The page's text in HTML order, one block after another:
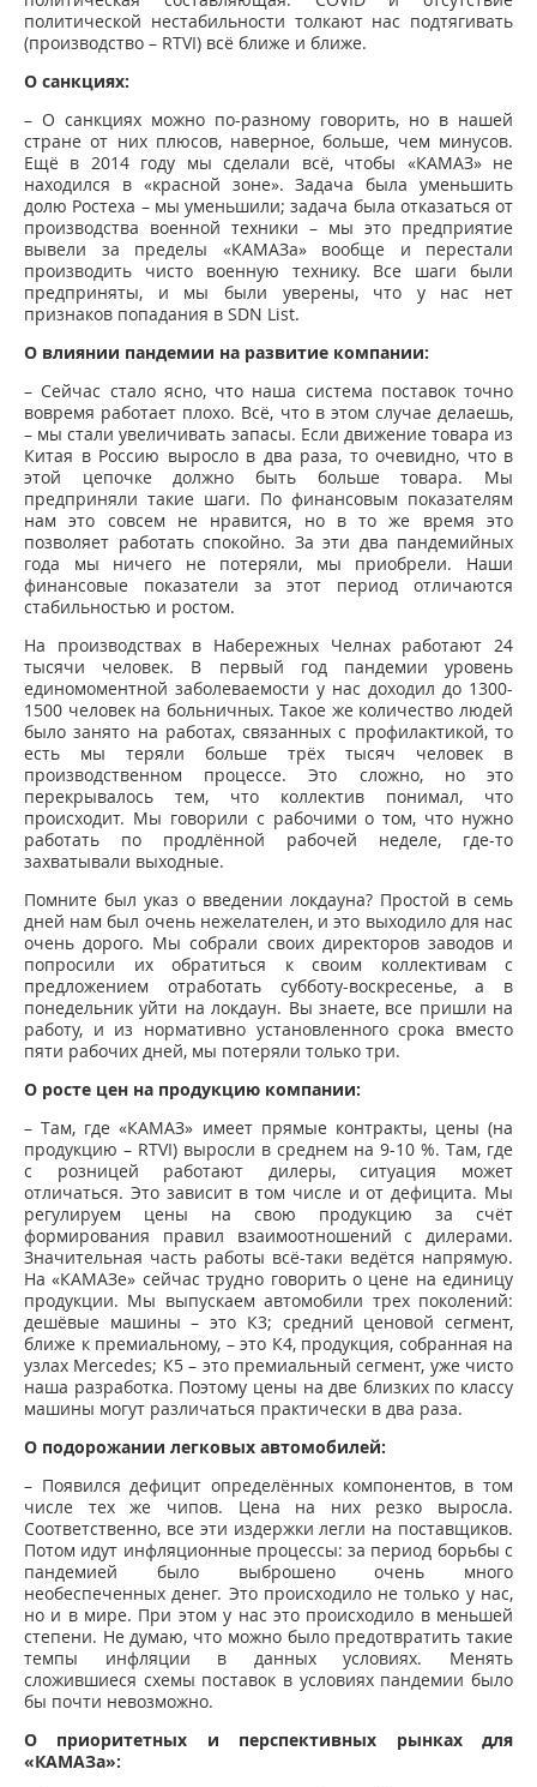
политической нестабильности толкают нас подтягивать
(производство – RTVI) всё ближе и ближе.
О санкциях:
– О санкциях можно по-разному говорить, но в нашей
стране от них плюсов, наверное, больше, чем минусов.
Ещё в 2014 году мы сделали всё, чтобы «КАМАЗ» не
находился в «красной зоне». Задача была уменьшить
долю Ростеха – мы уменьшили; задача была отказаться от
производства военной техники – мы это предприятие
вывели за пределы «КАМАЗа» вообще и перестали
производить чисто военную технику. Все шаги были
предприняты, и мы были уверены, что у нас нет
признаков попадания в SDN List.
О влиянии пандемии на развитие компании:
– Сейчас стало ясно, что наша система поставок точно
вовремя работает плохо. Всё, что в этом случае делаешь,
– мы стали увеличивать запасы. Если движение товара из
Китая в Россию выросло в два раза, то очевидно, что в
этой цепочке должно быть больше товара. Мы
предприняли такие шаги. По финансовым показателям
нам это совсем не нравится, но в то же время это
позволяет работать спокойно. За эти два пандемийных
года мы ничего не потеряли, мы приобрели. Наши
финансовые показатели за этот период отличаются
стабильностью и ростом.
На производствах в Набережных Челнах работают 24
тысячи человек. В первый год пандемии уровень
единомоментной заболеваемости у нас доходил до 1300-
1500 человек на больничных. Такое же количество людей
было занято на работах, связанных с профилактикой, то
есть мы теряли больше трёх тысяч человек в
производственном процессе. Это сложно, но это
перекрывалось тем, что коллектив понимал, что
происходит. Мы говорили с рабочими о том, что нужно
работать по продлённой рабочей неделе, где-то
захватывали выходные.
Помните был указ о введении локдауна? Простой в семь
дней нам был очень нежелателен, и это выходило для нас
очень дорого. Мы собрали своих директоров заводов и
попросили их обратиться к своим коллективам с
предложением отработать субботу-воскресенье, а в
понедельник уйти на локдаун. Вы знаете, все пришли на
работу, и из нормативно установленного срока вместо
пяти рабочих дней, мы потеряли только три.
О росте цен на продукцию компании:
– Там, где «КАМАЗ» имеет прямые контракты, цены (на
продукцию – RTVI) выросли в среднем на 9-10 %. Там, где
с розницей работают дилеры, ситуация может
отличаться. Это зависит в том числе и от дефицита. Мы
регулируем цены на свою продукцию за счёт
формирования правил взаимоотношений с дилерами.
Значительная часть работы всё-таки ведётся напрямую.
На «КАМАЗе» сейчас трудно говорить о цене на единицу
продукции. Мы выпускаем автомобили трех поколений:
дешёвые машины – это К3; средний ценовой сегмент,
ближе к премиальному, – это К4, продукция, собранная на
узлах Mercedes; К5 – это премиальный сегмент, уже чисто
наша разработка. Поэтому цены на две близких по классу
машины могут различаться практически в два раза.
О подорожании легковых автомобилей:
– Появился дефицит определённых компонентов, в том
числе тех же чипов. Цена на них резко выросла.
Соответственно, все эти издержки легли на поставщиков.
Потом идут инфляционные процессы: за период борьбы с
пандемией было выброшено очень много
необеспеченных денег. Это происходило не только у нас,
но и в мире. При этом у нас это происходило в меньшей
степени. Не думаю, что можно было предотвратить такие
темпы инфляции в данных условиях. Менять
сложившиеся схемы поставок в условиях пандемии было
бы почти невозможно.
О приоритетных и перспективных рынках для
«КАМАЗа»: